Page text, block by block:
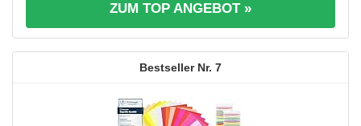
ZUM TOP ANGEBOT »
7